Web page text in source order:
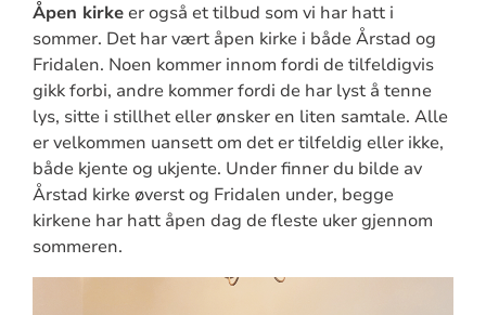
Åpen kirkeer også et tilbud som vi har hatt i
sommer. Det har vært åpen kirke i både Årstad og
Fridalen. Noen kommer innom fordi de tilfeldigvis
gikk forbi, andre kommer fordi de har lyst å tenne
lys, sitte i stillhet eller ønsker en liten samtale. Alle
er velkommen uansett om det er tilfeldig eller ikke,
både kjente og ukjente. Under finner du bilde av
Årstad kirke øverst og Fridalen under, begge
kirkene har hatt åpen dag de fleste uker gjennom
sommeren.